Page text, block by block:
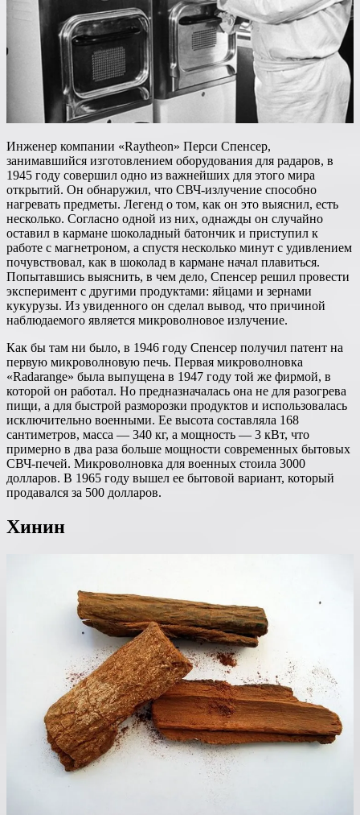
Инженер компании «Raytheon» Перси Спенсер,
занимавшийся изготовлением оборудования для радаров, в
1945 году совершил одно из важнейших для этого мира
открытий. Он обнаружил, что СВЧ-излучение способно
нагревать предметы. Легенд о том, как он это выяснил, есть
несколько. Согласно одной из них, однажды он случайно
оставил в кармане шоколадный батончик и приступил к
работе с магнетроном, а спустя несколько минут с удивлением
почувствовал, как в шоколад в кармане начал плавиться.
Попытавшись выяснить, в чем дело, Спенсер решил провести
эксперимент с другими продуктами: яйцами и зернами
кукурузы. Из увиденного он сделал вывод, что причиной
наблюдаемого является микроволновое излучение.
Как бы там ни было, в 1946 году Спенсер получил патент на
первую микроволновую печь. Первая микроволновка
«Radarange» была выпущена в 1947 году той же фирмой, в
которой он работал. Но предназначалась она не для разогрева
пищи, а для быстрой разморозки продуктов и использовалась
исключительно военными. Ее высота составляла 168
сантиметров, масса — 340 кг, а мощность — 3 кВт, что
примерно в два раза больше мощности современных бытовых
СВЧ-печей. Микроволновка для военных стоила 3000
долларов. В 1965 году вышел ее бытовой вариант, который
продавался за 500 долларов.
Хинин